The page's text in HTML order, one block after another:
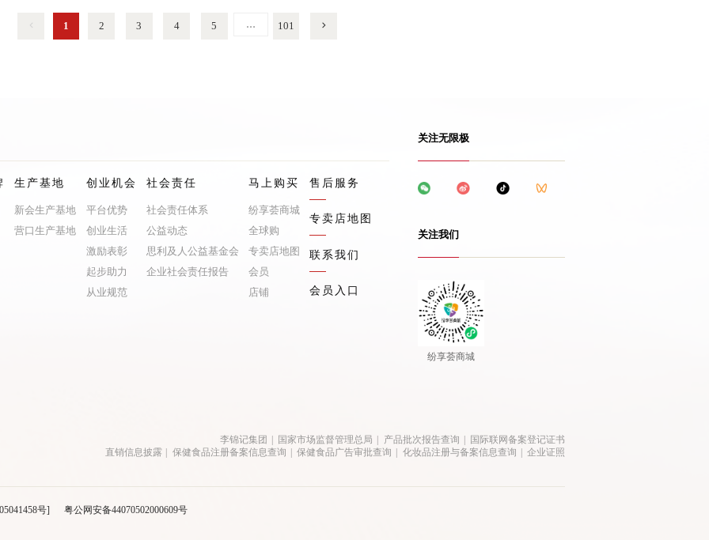
1 2 3 4 5 … 101
生产基地
新会生产基地
营口生产基地
创业机会
平台优势
创业生活
激励表彰
起步助力
从业规范
社会责任
社会责任体系
公益动态
思利及人公益基金会
企业社会责任报告
马上购买
纷享荟商城
全球购
专卖店地图
会员
店铺
售后服务
专卖店地图
联系我们
会员入口
关注无限极
关注我们
纷享荟商城
李锦记集团 国家市场监督管理总局 产品批次报告查询
国际联网备案登记证书
直销信息披露
保健食品注册备案信息查询 保健食品广告审批查询 化妆品注册与备案信息查询 企业证照
号] 粤公网安备44070502000609号